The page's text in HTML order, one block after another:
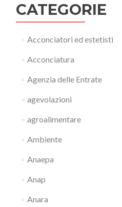
CATEGORIE
Acconciatori ed estetisti
Acconciatura
Agenzia delle Entrate
agevolazioni
agroalimentare
Ambiente
Anaepa
Anap
Anara